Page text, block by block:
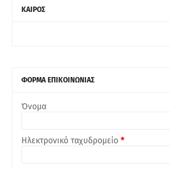
ΚΑΙΡΟΣ
ΦΟΡΜΑ ΕΠΙΚΟΙΝΩΝΙΑΣ
Όνομα
Ηλεκτρονικό ταχυδρομείο *